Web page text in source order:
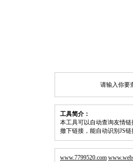
请输入你要
工具简介：
本工具可以自动查询友情
撤下链接，能自动识别JS
www.7799520.com